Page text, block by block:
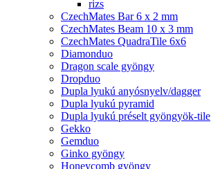
rizs
CzechMates Bar 6 x 2 mm
CzechMates Beam 10 x 3 mm
CzechMates QuadraTile 6x6
Diamonduo
Dragon scale gyöngy
Dropduo
Dupla lyukú anyósnyelv/dagger
Dupla lyukú pyramid
Dupla lyukú préselt gyöngyök-tile
Gekko
Gemduo
Ginko gyöngy
Honeycomb gyöngy